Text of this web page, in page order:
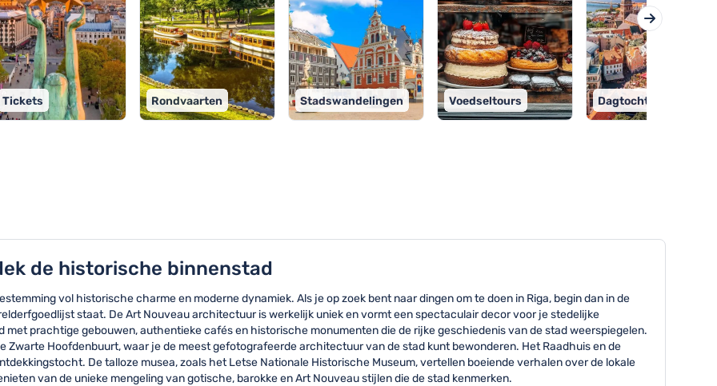
Tickets Rondvaarten Stadswandelingen Voedseltours Dagtochten
de historische binnenstad
vol historische charme en moderne dynamiek. Als je op zoek bent naar dingen om te doen in Riga, begin dan in de
staat. De Art Nouveau architectuur is werkelijk uniek en vormt een spectaculair decor voor je stedelijke
met prachtige gebouwen, authentieke cafés en historische monumenten die de rijke geschiedenis van de stad weerspiegelen.
Zwarte Hoofdenbuurt, waar je de meest gefotografeerde architectuur van de stad kunt bewonderen. Het Raadhuis en de
De talloze musea, zoals het Letse Nationale Historische Museum, vertellen boeiende verhalen over de lokale
van de unieke mengeling van gotische, barokke en Art Nouveau stijlen die de stad kenmerken.